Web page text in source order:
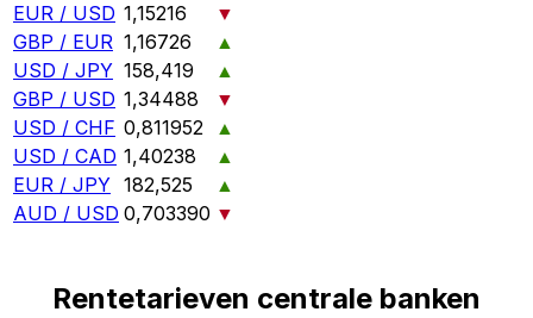
EUR / USD 1,15216
▼
GBP / EUR 1,16726
▲
USD / JPY 158,419
▲
GBP / USD 1,34488
▼
USD / CHF 0,811952
▲
USD / CAD 1,40238
▲
EUR / JPY 182,525
▲
AUD / USD 0,703390 ▼
Rentetarieven centrale banken